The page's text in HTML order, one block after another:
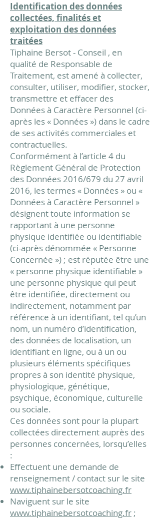
Identification des données
collectées, finalités et
exploitation des données
traitées
Tiphaine Bersot- Conseil , en
qualité de Responsable de
Traitement, est amené à collecter,
consulter, utiliser, modifier, stocker,
transmettre et effacer des
Données à Caractère Personnel (ci-
après les « Données ») dans le cadre
de ses activités commerciales et
contractuelles.
Conformément à l’article 4 du
Règlement Général de Protection
des Données 2016/679 du 27 avril
2016, les termes « Données » ou «
Données à Caractère Personnel »
désignent toute information se
rapportant à une personne
physique identifiée ou identifiable
(ci-après dénommée « Personne
Concernée ») ; est réputée être une
« personne physique identifiable »
une personne physique qui peut
être identifiée, directement ou
indirectement, notamment par
référence à un identifiant, tel qu’un
nom, un numéro d’identification,
des données de localisation, un
identifiant en ligne, ou à un ou
plusieurs éléments spécifiques
propres à son identité physique,
physiologique, génétique,
psychique, économique, culturelle
ou sociale.
Ces données sont pour la plupart
collectées directement auprès des
personnes concernées, lorsqu’elles
:
Effectuent une demande de
renseignement / contact sur le site
www.tiphainebersotcoaching.fr
Naviguent sur le site
www.tiphainebersotcoaching.fr ;